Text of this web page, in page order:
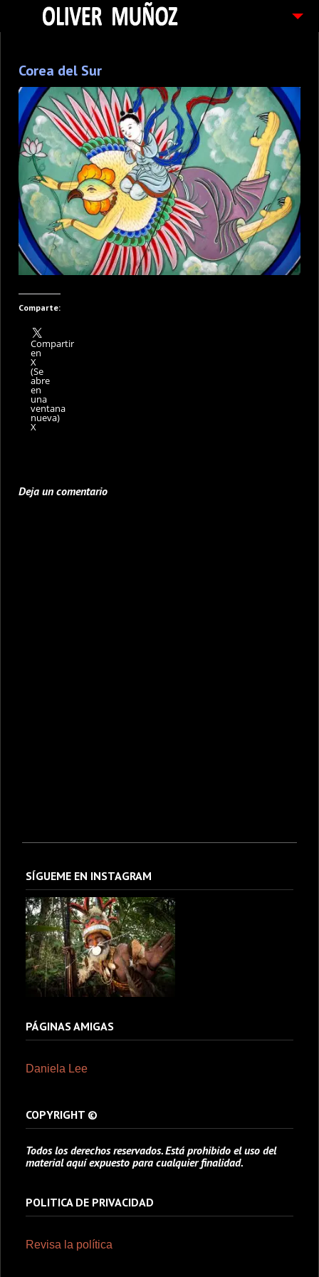
FOTOGRAFIAS
CONTACTO
PEDIDOS
Corea del Sur
Comparte:
Compartir
en
X
(Se
abre
en
una
ventana
nueva)
X
Deja un comentario
SÍGUEME EN INSTAGRAM
PÁGINAS AMIGAS
Daniela Lee
COPYRIGHT ©
Todos los derechos reservados. Está prohibido el uso del
material aquí expuesto para cualquier finalidad.
POLITICA DE PRIVACIDAD
Revisa la política